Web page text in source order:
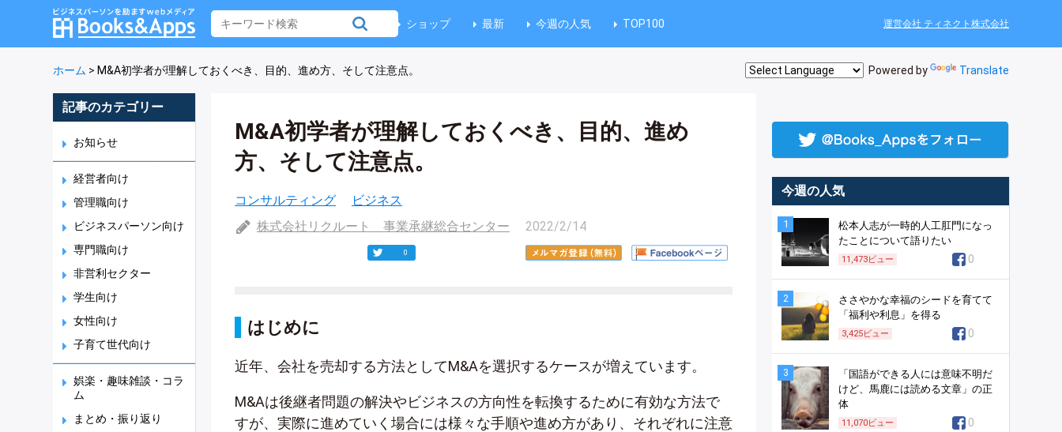
ショップ 最新 今週の人気 TOP100 運営会社 ティネクト株式会社
ホーム > M&A初学者が理解しておくべき、目的、進め方、そして注意点。 Powered by Translate
記事のカテゴリー
お知らせ
経営者向け
管理職向け
ビジネスパーソン向け
専門職向け
非営利セクター
学生向け
女性向け
子育て世代向け
娯楽・趣味雑談・コラ
ム
まとめ・振り返り
M&A初学者が理解しておくべき、目的、進め
方、そして注意点。
コンサルティング
ビジネス
株式会社リクルート 事業承継総合センター
2022/2/14
0
はじめに
近年、会社を売却する方法としてM&Aを選択するケースが増えています。
M&Aは後継者問題の解決やビジネスの方向性を転換するために有効な方法で
すが、実際に進めていく場合には様々な手順や進め方があり、それぞれに注意
今週の人気
1
松本人志が一時的人工肛門になっ
たことについて語りたい
11,473ビュー 0
2
ささやかな幸福のシードを育てて
「福利や利息」を得る
3,425ビュー 0
3
「国語ができる人には意味不明だ
けど、馬鹿には読める文章」の正
体
11,070ビュー 0